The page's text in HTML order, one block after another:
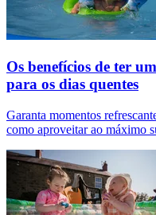
Os benefícios de ter
para os dias quentes
Garanta momentos
como aproveitar ao máximo